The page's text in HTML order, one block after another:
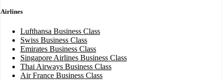
Airlines
Lufthansa Business Class
Swiss Business Class
Emirates Business Class
Singapore Airlines Business Class
Thai Airways Business Class
Air France Business Class